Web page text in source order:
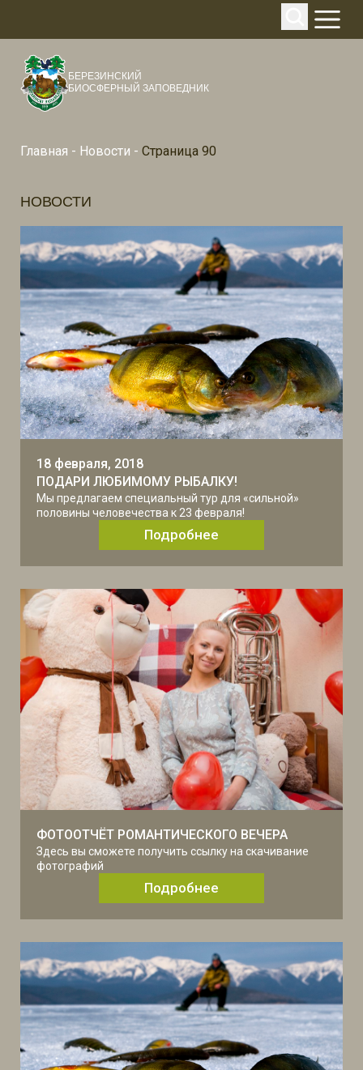
БЕРЕЗИНСКИЙ
БИОСФЕРНЫЙ ЗАПОВЕДНИК
Главная - Новости - Страница 90
НОВОСТИ
18 февраля, 2018
ПОДАРИ ЛЮБИМОМУ РЫБАЛКУ!
Мы предлагаем специальный тур для «сильной»
половины человечества к 23 февраля!
Подробнее
ФОТООТЧЁТ РОМАНТИЧЕСКОГО ВЕЧЕРА
Здесь вы сможете получить ссылку на скачивание
фотографий
Подробнее